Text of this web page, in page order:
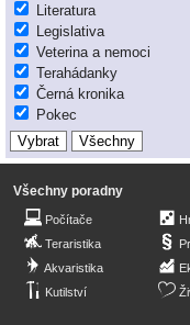
Literatura
Legislativa
Veterina a nemoci
Terahádanky
Černá kronika
Pokec
Všechny poradny
Počítače
Teraristika
Akvaristika
Kutilství